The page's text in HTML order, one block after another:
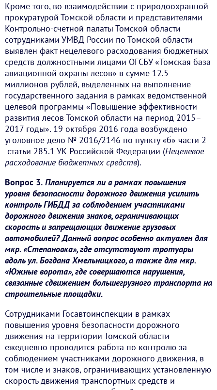
Кроме того, во взаимодействии с природоохранной
прокуратурой Томской области и представителями
Контрольно-счетной палаты Томской области
сотрудниками УМВД России по Томской области
выявлен факт нецелевого расходования бюджетных
средств должностными лицами ОГСБУ «Томская база
авиационной охраны лесов» в сумме 12.5
миллионов рублей, выделенных на выполнение
государственного задания в рамках ведомственной
целевой программы «Повышение эффективности
развития лесов Томской области на период 2015–
2017 годы». 19 октября 2016 года возбуждено
уголовное дело № 2016/2146 по пункту «б» части 2
статьи 285.1 УК Российской Федерации (Нецелевое
расходование бюджетных средств).
Вопрос 3. Планируется ли в рамках повышения
уровня безопасности дорожного движения усилить
контроль ГИБДД за соблюдением участниками
дорожного движения знаков, ограничивающих
скорость и запрещающих движение грузовых
автомобилей? Данный вопрос особенно актуален для
мкр. «Степановка», где отсутствуют тротуары
вдоль ул. Богдана Хмельницкого, а также для мкр.
«Южные ворота», где совершаются нарушения,
связанные сдвижением большегрузного транспорта на
строительные площадки.
Сотрудниками Госавтоинспекции в рамках
повышения уровня безопасности дорожного
движения на территории Томской области
ежедневно проводится работа по контролю за
соблюдением участниками дорожного движения, в
том числе и знаков, ограничивающих установленную
скорость движения транспортных средств и